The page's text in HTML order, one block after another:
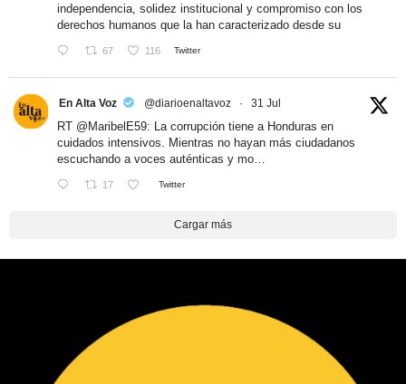
independencia, solidez institucional y compromiso con los
derechos humanos que la han caracterizado desde su
67 116 Twitter
En Alta Voz @diarioenaltavoz · 31 Jul
RT @MaribelE59: La corrupción tiene a Honduras en
cuidados intensivos. Mientras no hayan más ciudadanos
escuchando a voces auténticas y mo…
17 Twitter
Cargar más